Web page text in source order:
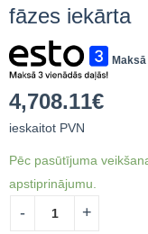
fāzes iekārta
4,708.11€
ieskaitot PVN
Pēc pasūtījuma
apstiprinājumu.